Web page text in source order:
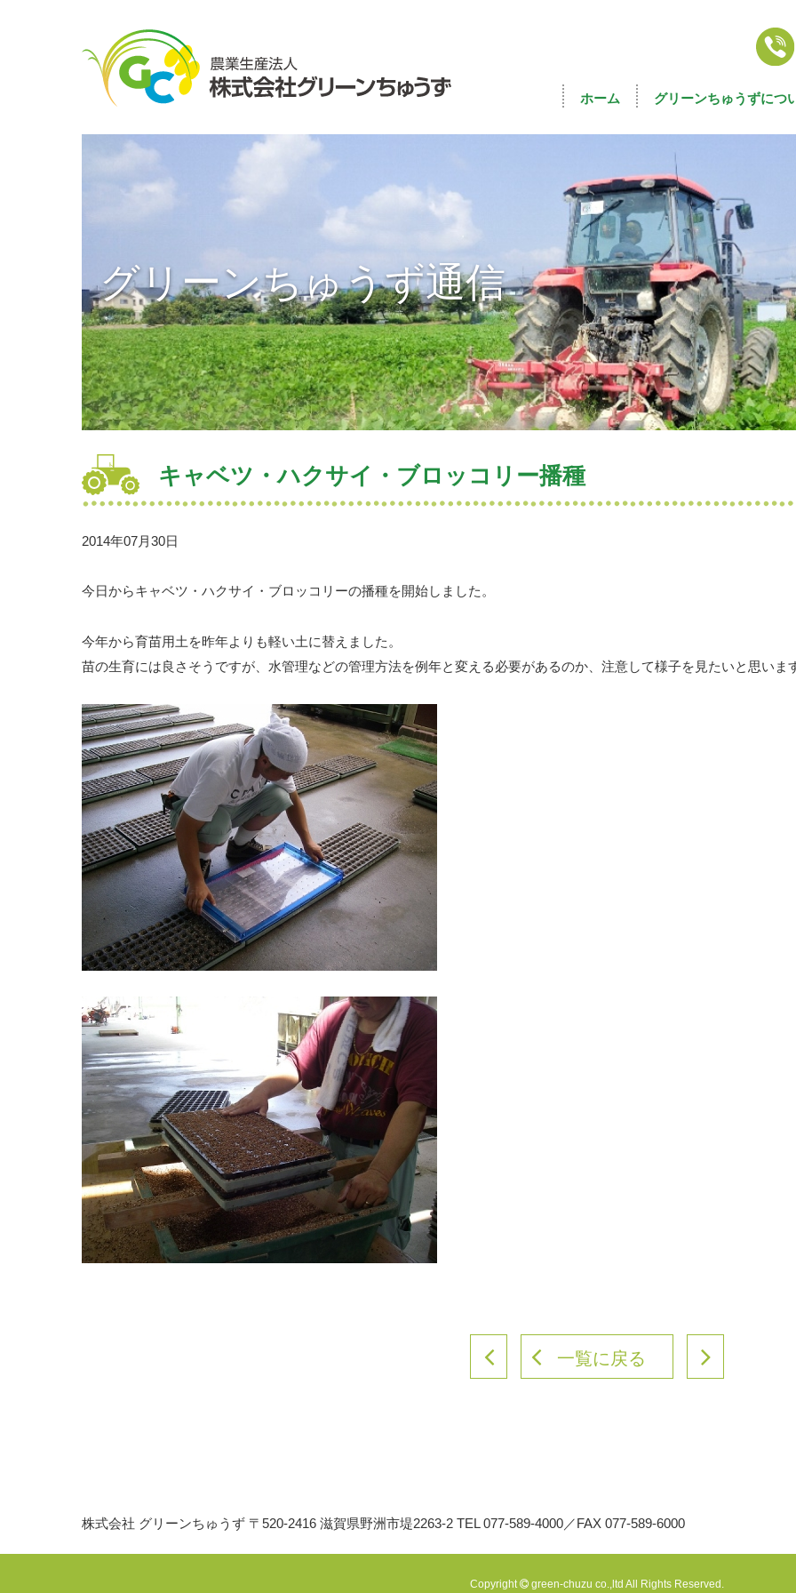
ホーム グリーンちゅうずにつ
グリーンちゅうず通信
キャベツ・ハクサイ・ブロッコリー播種
2014年07月30日
今日からキャベツ・ハクサイ・ブロッコリーの播種を開始しました。
今年から育苗用土を昨年よりも軽い土に替えました。
苗の生育には良さそうですが、水管理などの管理方法を例年と変える必要があるのか、注意して様子を見たいと思いま
一覧に戻る
株式会社 グリーンちゅうず 〒520-2416 滋賀県野洲市堤2263-2 TEL 077-589-4000／FAX 077-589-6000
Copyright green-chuzu co.,ltd All Rights Reserved.